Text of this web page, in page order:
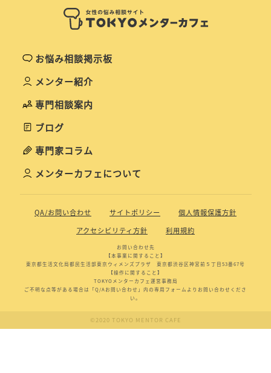
お悩み相談掲示板
メンター紹介
専門相談案内
ブログ
専門家コラム
メンターカフェについて
QA/お問い合わせ サイトポリシー
個人情報保護方針
アクセシビリティ方針
利用規約
お問い合わせ先
【本事業に関すること】
東京都生活文化局都民生活部東京ウィメンズプラザ 東京都渋谷区神宮前５丁目53番67号
【操作に関すること】
TOKYOメンターカフェ運営事務局
ご不明な点等がある場合は「Q/Aお問い合わせ」内の専用フォームよりお問い合わせくださ
い。
©2020 TOKYO MENTOR CAFE